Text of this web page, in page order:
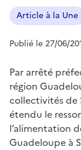
Article à la Une
Publié le 27/06/
Par arrêté
région
collectivités de
étendu le
l’alimentation
Guadeloupe à